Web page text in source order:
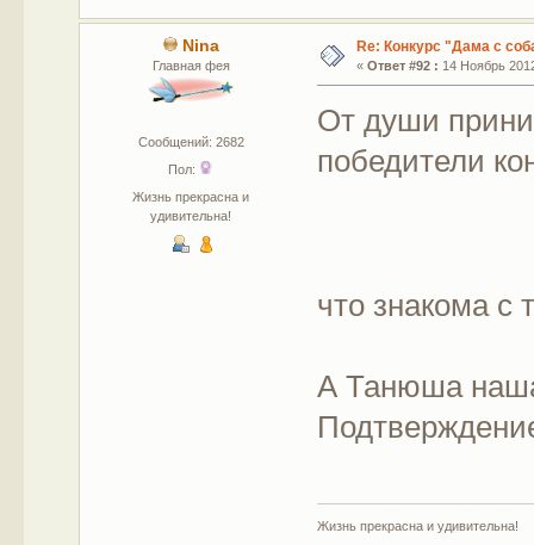
Nina
Главная фея
Сообщений: 2682
Пол:
Жизнь прекрасна и
удивительна!
Re: Конкурс "Дама с
« Ответ #92 : 14 Ноябрь
От души
победители
что знакома
А Танюша
Жизнь прекрасна и удивительна!